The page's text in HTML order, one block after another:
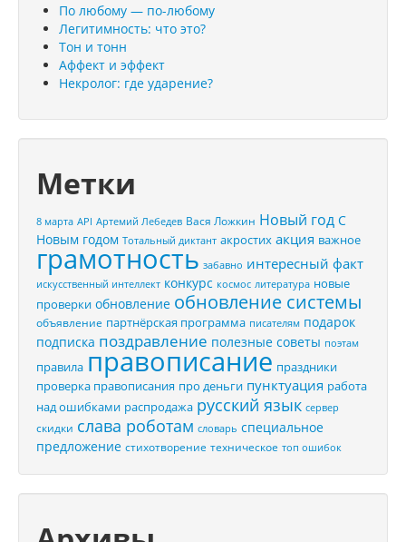
По любому — по-любому
Легитимность: что это?
Тон и тонн
Аффект и эффект
Некролог: где ударение?
Метки
8 марта API Артемий Лебедев Вася Ложкин Новый год С
Новым годом Тотальный диктант акростих акция важное
грамотность забавно интересный факт
искусственный интеллект конкурс космос литература новые
проверки обновление обновление системы
объявление партнёрская программа писателям подарок
подписка поздравление полезные советы поэтам
правила правописание праздники
проверка правописания про деньги пунктуация работа
над ошибками распродажа русский язык сервер
скидки слава роботам словарь специальное
предложение стихотворение техническое топ ошибок